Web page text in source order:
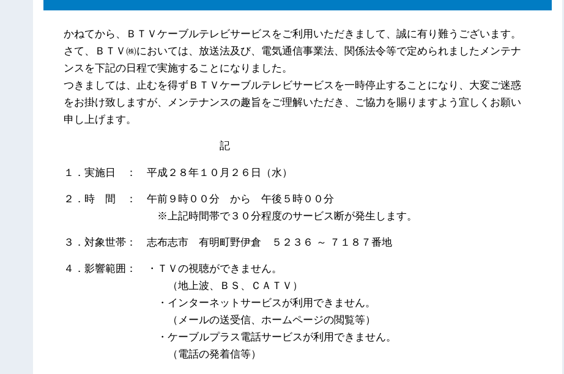
かねてから、ＢＴＶケーブルテレビサービスをご利用いただきまして、誠に有り難うございます。
さて、ＢＴＶ㈱においては、放送法及び、電気通信事業法、関係法令等で定められましたメンテナ
ンスを下記の日程で実施することになりました。
つきましては、止むを得ずＢＴＶケーブルテレビサービスを一時停止することになり、大変ご迷惑
をお掛け致しますが、メンテナンスの趣旨をご理解いただき、ご協力を賜りますよう宜しくお願い
申し上げます。
記
１．実施日 ： 平成２８年１０月２６日（水）
２．時 間 ： 午前９時００分 から 午後５時００分
※上記時間帯で３０分程度のサービス断が発生します。
３．対象世帯： 志布志市 有明町野伊倉 ５２３６ ～ ７１８７番地
４．影響範囲： ・ＴＶの視聴ができません。
（地上波、ＢＳ、ＣＡＴＶ）
・インターネットサービスが利用できません。
（メールの送受信、ホームページの閲覧等）
・ケーブルプラス電話サービスが利用できません。
（電話の発着信等）